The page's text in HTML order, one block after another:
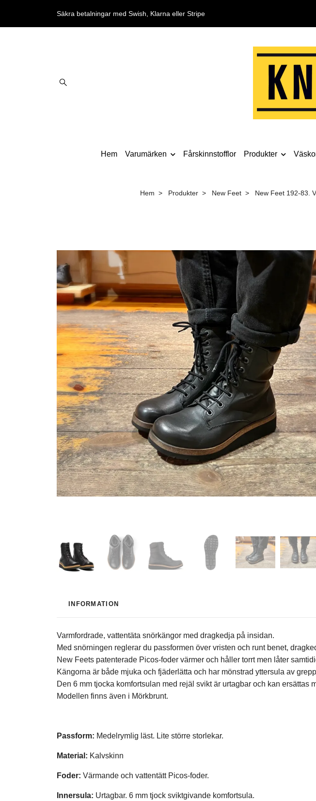
Säkra betalningar med Swish, Klarna eller Stripe
Hem Varumärken Fårskinnstofflor Produkter
Hem Produkter New Feet New Feet 192-83.
INFORMATION
Varmfordrade, vattentäta snörkängor med dragkedja på insidan.
Med snörningen reglerar du passformen över vristen och runt benet,
New Feets patenterade Picos-foder värmer och håller torrt men låter
Kängorna är både mjuka och fjäderlätta och har mönstrad yttersula av
Den 6 mm tjocka komfortsulan med rejäl svikt är urtagbar och kan ersättas
Modellen finns även i Mörkbrunt.
Passform: Medelrymlig läst. Lite större storlekar.
Material: Kalvskinn
Foder: Värmande och vattentätt Picos-foder.
Innersula: Urtagbar. 6 mm tjock sviktgivande komfortsula.